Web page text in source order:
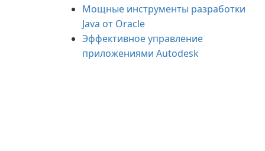
Мощные инструменты разработки
Java от Oracle
Эффективное управление
приложениями Autodesk